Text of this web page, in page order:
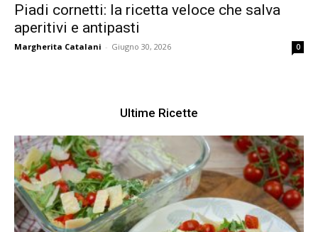
Piadi cornetti: la ricetta veloce che salva
aperitivi e antipasti
Margherita Catalani - Giugno 30, 2026 0
Ultime Ricette